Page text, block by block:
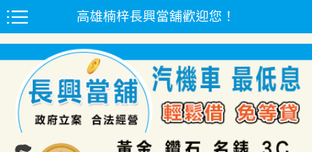
高雄楠梓長興當舖歡迎您！